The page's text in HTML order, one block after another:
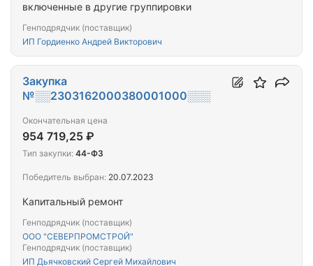
включенные в другие группировки
Генподрядчик (поставщик)
ИП Гордиенко Андрей Викторович
Капитальный ремонт
Генподрядчик (поставщик)
ООО "СЕВЕРПРОМСТРОЙ"
Генподрядчик (поставщик)
ИП Дьячковский Сергей Михайлович
Закупка
№░░2303162000380001000░░░
Окончательная цена
954 719,25 ₽
Тип закупки: 44-ФЗ
Победитель выбран: 20.07.2023